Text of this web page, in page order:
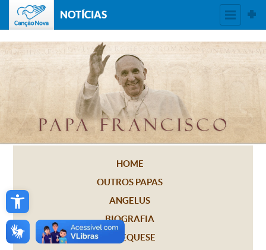
Open toolbar
NOTÍCIAS
HOME
OUTROS PAPAS
ANGELUS
BIOGRAFIA
CATEQUESE